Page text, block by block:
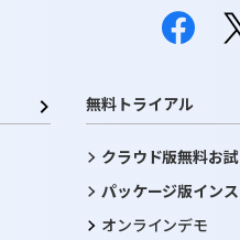
無料トライアル
クラウド版無料お
パッケージ版イン
オンラインデモ